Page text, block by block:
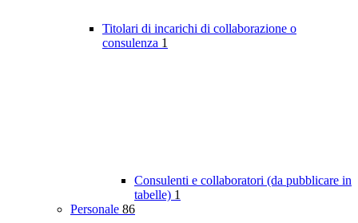
Titolari di incarichi di collaborazione o
consulenza 1
Consulenti e collaboratori (da pubblicare in
tabelle) 1
Personale 86